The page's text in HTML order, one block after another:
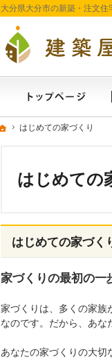
ホーム
はじめての家づくり
はじめての
はじめての家づく
家づくりの最初の一
家づくりは、多くの家族
なのです。だから、あな
あなたの家づくりの大切
ホーム
はじめての家づくり